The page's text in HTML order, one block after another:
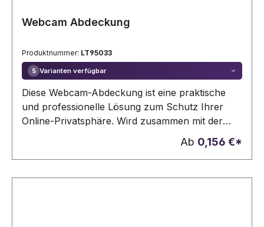
Webcam Abdeckung
Produktnummer: LT95033
5 Varianten verfügbar
Diese Webcam-Abdeckung ist eine praktische
und professionelle Lösung zum Schutz Ihrer
Online-Privatsphäre. Wird zusammen mit der
Produkterklärung auf einer farbigen Papierkarte
Ab 0,156 €*